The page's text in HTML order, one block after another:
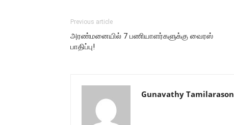
Previous article
அரண்மனையில் 7 பணியாளர்களுக்கு வைரஸ்
பாதிப்பு!
Gunavathy Tamilarason